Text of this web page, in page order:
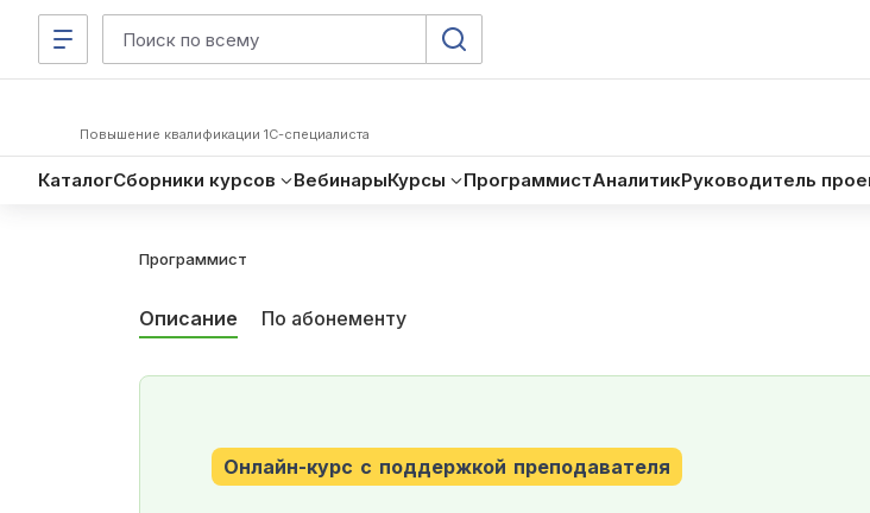
Повышение квалификации 1С-специалиста
КаталогСборники курсов ВебинарыКурсы ПрограммистАналитикРуководитель
Программист
Описание По абонементу
О курсе
Онлайн-курс с поддержкой преподавателя